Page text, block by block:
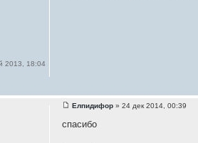
2013, 18:04
Елпидифор» 24 дек 2014, 00:39
спасибо